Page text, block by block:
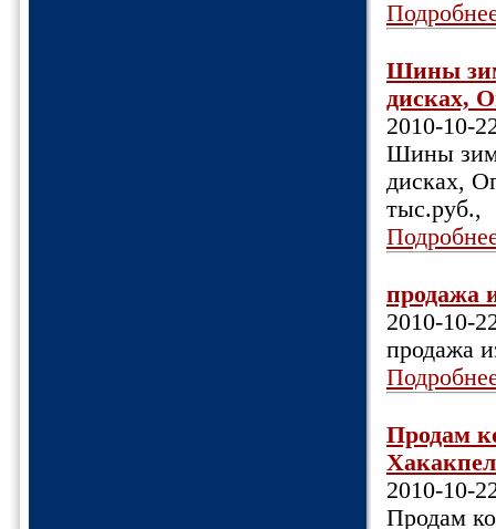
Шины
дисках,
2010-10-
Шины
дисках,
тыс.руб.,
продажа
2010-10-
продажа
Продам
2010-10-
Продам